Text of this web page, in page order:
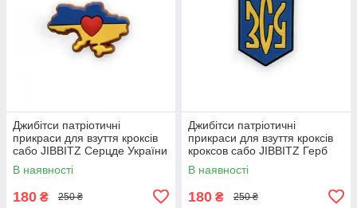
Джибітси патріотичні
прикраси для взуття кроксів
сабо JIBBITZ Серцде України
№ 503
В наявності
180 ₴ 250 ₴
Джибітси патріотичні
прикраси для взуття кроксів
кроксов сабо JIBBITZ Герб
України ВСУ № 500
В наявності
180 ₴ 250 ₴